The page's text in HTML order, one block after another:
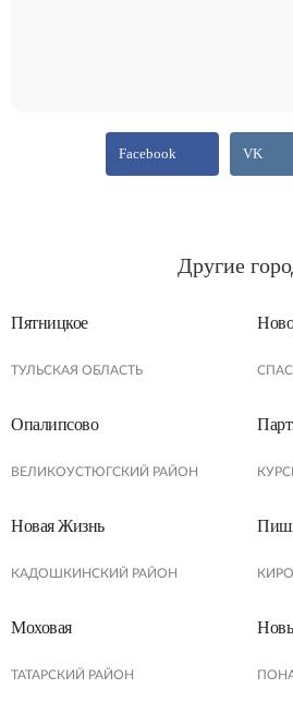
Facebook VK
Другие
Пятницкое
ТУЛЬСКАЯ ОБЛАСТЬ
Опалипсово
ВЕЛИКОУСТЮГСКИЙ РАЙОН
Новая Жизнь
КАДОШКИНСКИЙ РАЙОН
Моховая
ТАТАРСКИЙ РАЙОН